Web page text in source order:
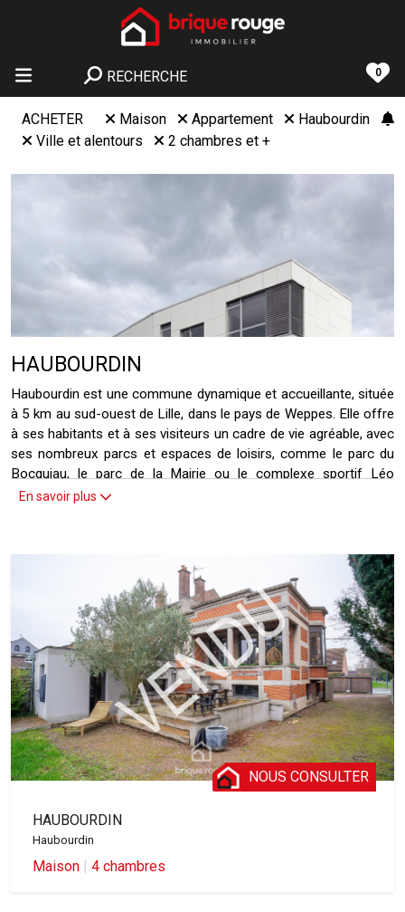
RECHERCHE 0
ACHETER Maison Appartement
Haubourdin
Ville et alentours
2 chambres et +
HAUBOURDIN
Haubourdin est une commune dynamique et accueillante, située
à 5 km au sud-ouest de Lille, dans le pays de Weppes. Elle offre
à ses habitants et à ses visiteurs un cadre de vie agréable, avec
ses nombreux parcs et espaces de loisirs, comme le parc du
Bocquiau, le parc de la Mairie ou le complexe sportif Léo
Lagrange. Haubourdin dispose également d'un riche patrimoine
l'année des événements festifs et conviviaux, comme les Fêtes
du P'tit Belgique, le carnaval, la fête de la rentrée culturelle ou
les journées du patrimoine. Haubourdin est une destination
attrayante pour tous ceux qui cherchent à profiter d'une
ambiance unique, entre tradition et modernité.
En savoir plus
NOUS CONSULTER
HAUBOURDIN
Haubourdin
Maison | 4 chambres